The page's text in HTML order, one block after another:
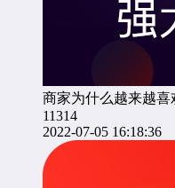
商家为什么越来越喜
11314
2022-07-05 16:18:36